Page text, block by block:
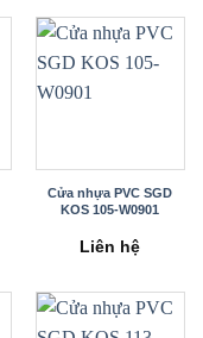
Cửa nhựa PVC SGD
KOS 105-W0901
Liên hệ